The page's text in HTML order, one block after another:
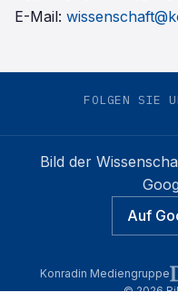
E-Mail:
FOLGEN SIE
Bild der
Auf
Konradin Mediengruppe
©2026